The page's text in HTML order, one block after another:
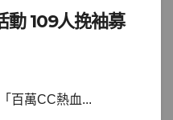
動 109人挽袖募
百萬CC熱血...